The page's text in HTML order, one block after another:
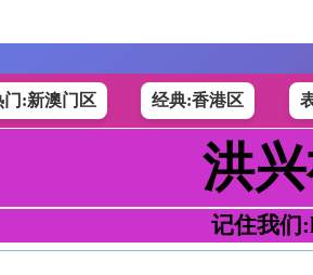
门:新澳门区 经典:香港区
洪
记住我们